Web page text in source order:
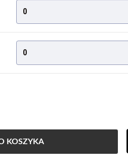
0
0
KOSZYKA